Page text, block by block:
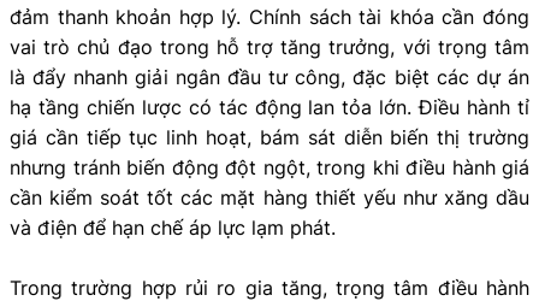
đảm thanh khoản hợp lý. Chính sách tài khóa cần đóng
vai trò chủ đạo trong hỗ trợ tăng trưởng, với trọng tâm
là đẩy nhanh giải ngân đầu tư công, đặc biệt các dự án
hạ tầng chiến lược có tác động lan tỏa lớn. Điều hành tỉ
giá cần tiếp tục linh hoạt, bám sát diễn biến thị trường
nhưng tránh biến động đột ngột, trong khi điều hành giá
cần kiểm soát tốt các mặt hàng thiết yếu như xăng dầu
và điện để hạn chế áp lực lạm phát.
Trong trường hợp rủi ro gia tăng, trọng tâm điều hành